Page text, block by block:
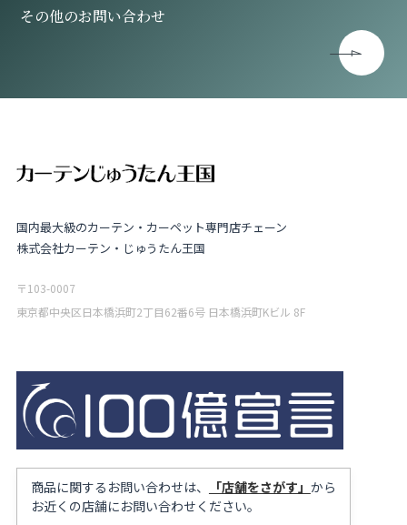
その他のお問い合わせ
国内最大級のカーテン・カーペット専門店チェーン
株式会社カーテン・じゅうたん王国
〒103-0007
東京都中央区日本橋浜町2丁目62番6号 日本橋浜町Kビル 8F
商品に関するお問い合わせは、 「店舗をさがす」 から
お近くの店舗にお問い合わせください。